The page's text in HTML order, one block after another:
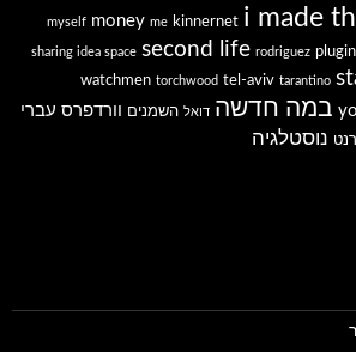
i made
kinnernet
me
money
myself
rodriguez
second life
sharing idea space
tarantino
tel-aviv
torchwood
watchmen
במה חדשה דואל השמנים וורדפרס עברי
נוסטלגיה